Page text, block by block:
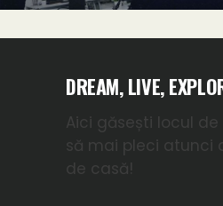
DREAM, LIVE,
Aici găsești locul
să mai pleci atunci
de casă!